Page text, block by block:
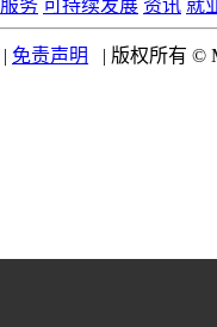
服务 可持续发展 资讯 就
| 免责声明 | 版权所有 ©